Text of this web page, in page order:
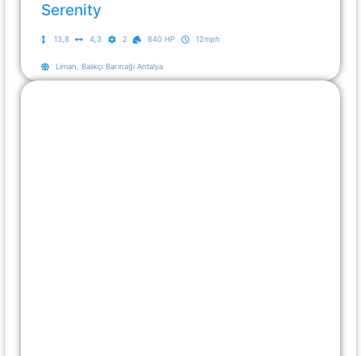
Serenity
13,8 4,3 2 840 HP 12mph
Liman, Balıkçı Barınağı Antalya